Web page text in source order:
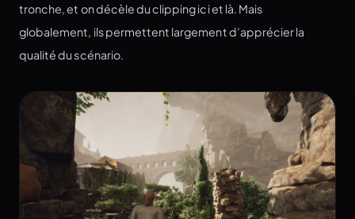
tronche, et on décèle du clipping ici et là. Mais
globalement, ils permettent largement d’apprécier la
qualité du scénario.